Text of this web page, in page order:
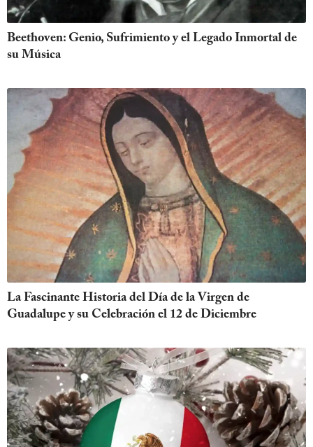
Beethoven: Genio, Sufrimiento y el Legado Inmortal de
su Música
La Fascinante Historia del Día de la Virgen de
Guadalupe y su Celebración el 12 de Diciembre